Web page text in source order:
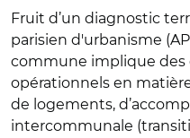
Fruit d’un diagnostic
parisien d'urbanisme
commune implique
opérationnels en
de logements,
intercommunale